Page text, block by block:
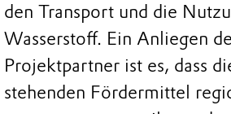
den Transport und die
Wasserstoff. Ein Anliegen
Projektpartner ist es, dass
stehenden Fördermittel